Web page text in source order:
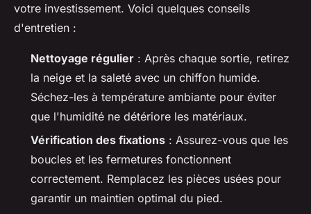
votre investissement. Voici quelques conseils
d'entretien :
Nettoyage régulier : Après chaque sortie, retirez
la neige et la saleté avec un chiffon humide.
Séchez-les à température ambiante pour éviter
que l'humidité ne détériore les matériaux.
Vérification des fixations : Assurez-vous que les
boucles et les fermetures fonctionnent
correctement. Remplacez les pièces usées pour
garantir un maintien optimal du pied.